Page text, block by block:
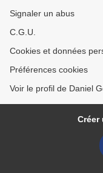
Signaler un abus
C.G.U.
Cookies et données
Préférences cookies
Voir le profil de Daniel
Créer